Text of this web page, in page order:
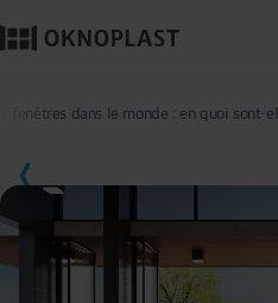
fenêtres dans le monde : en quoi sont-